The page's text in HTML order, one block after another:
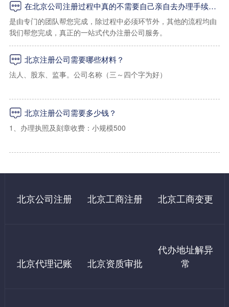
一：海淀区虚拟地址
1、海淀区上地孵化器小规模地址：2000起/年（工商税务免核查地
址）
2、海淀区上地，学院路小规模写字楼地址：2500起/年
查）
在北京公司注册过程中真的不需要自己亲自去办理手续吗？
是由专门的团队帮您完成，除过程中必须环节外，其他的流程均由
我们帮您完成，真正的一站式代办注册公司服务。
北京注册公司需要哪些材料？
法人、股东、监事。公司名称（三～四个字为好）
经营范围（详细的经营范围）
注册资金出资比例
公司注册是开始创业的第一步。一般来说，公司注册的流程包括：
企业核名→提交材料→领取执照→刻章，就可以完成公司注册，进
北京注册公司需要多少钱？
1、办理执照及刻章收费：小规模500
2、办理税务报道收费：500（指导操作，自己办理国家不收费）
3、代办申请税控收费：500（指导操作，自己办理国家不收费）
4、购买税控成本费：480（国家收费）
北京公司注册 北京工商注册 北京工商变更
北京代理记账 北京资质审批
代办地址解异
常